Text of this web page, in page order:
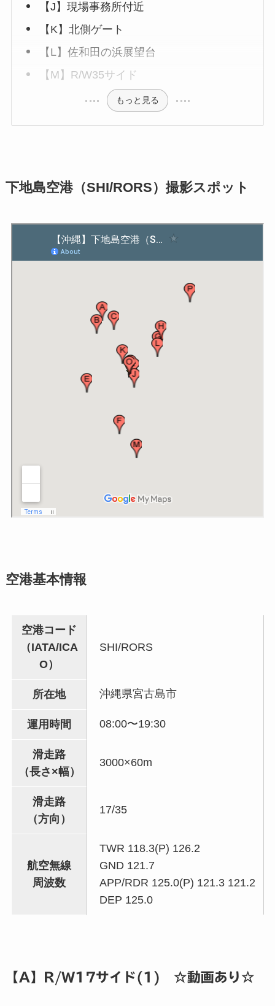
【J】現場事務所付近
【K】北側ゲート
【L】佐和田の浜展望台
【M】R/W35サイド
もっと見る
下地島空港（SHI/RORS）撮影スポット
空港基本情報
空港コード
（IATA/ICA
O）
SHI/RORS
所在地 沖縄県宮古島市
運用時間 08:00〜19:30
滑走路
（長さ×幅）
3000×60m
滑走路
（方向）
17/35
航空無線
周波数
TWR 118.3(P) 126.2
GND 121.7
APP/RDR 125.0(P) 121.3 121.2
DEP 125.0
【A】R/W17サイド(1) ☆動画あり☆